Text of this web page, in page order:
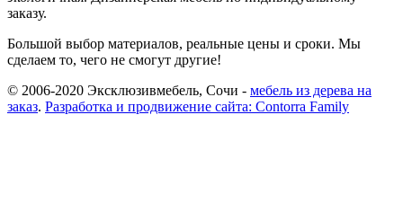
заказу.
Большой выбор материалов, реальные цены и сроки. Мы
сделаем то, чего не смогут другие!
© 2006-2020 Эксклюзивмебель, Сочи - мебель из дерева на
заказ. Разработка и продвижение сайта: Contorra Family